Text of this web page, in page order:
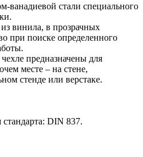
ванадиевой стали специального
винила, в прозрачных
при поиске определенного
предназначены для
месте – на стене,
стенде или верстаке.
DIN 837.